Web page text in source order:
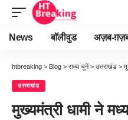
News बॉलीवुड अज़ब-
htbreaking > Blog > राज्य चुनें > उत्तराखंड >
उत्तराखंड
मुख्यमंत्री धामी ने